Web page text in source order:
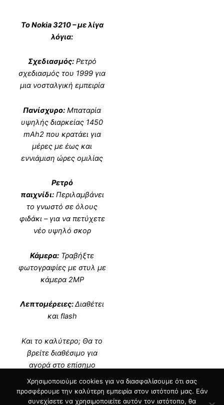
Το Nokia 3210 – με λίγα
λόγια:
Σχεδιασμός:Ρετρό
σχεδιασμός του 1999 για
μια νοσταλγική εμπειρία
Πανίσχυρο: Μπαταρία
υψηλής διαρκείας 1450
mAh2 που κρατάει για
μέρες με έως και
εννιάμιση ώρες ομιλίας
Ρετρό
παιχνίδι:Περιλαμβάνει
το γνωστό σε όλους
φιδάκι – για να πετύχετε
νέο υψηλό σκορ
Κάμερα: Τραβήξτε
φωτογραφίες με στυλ με
κάμερα 2MP
Λεπτομέρειες:Διαθέτει
και flash
Και το καλύτερο; Θα το
βρείτε διαθέσιμο για
αγορά στο επίσημο
δίκτυο καταστημάτων.
ΠΗΓΗ
Χρησιμοποιούμε cookies για να διασφαλίσουμε ότι σας
προσφέρουμε την καλύτερη εμπειρία στον ιστότοπό μας. Εάν
συνεχίσετε να χρησιμοποιείτε αυτόν τον ιστότοπο, θα